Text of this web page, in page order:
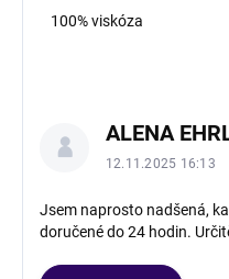
100% viskóza
ALENA
12.11.2025 16:13
Jsem naprosto nadšená,
doručené do 24 hodin.